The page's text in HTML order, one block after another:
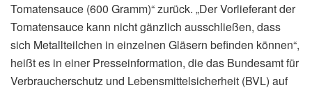
Tomatensauce (600 Gramm)“ zurück. „Der Vorlieferant der
Tomatensauce kann nicht gänzlich ausschließen, dass
sich Metallteilchen in einzelnen Gläsern befinden können“,
heißt es in einer Presseinformation, die das Bundesamt für
Verbraucherschutz und Lebensmittelsicherheit (BVL) auf